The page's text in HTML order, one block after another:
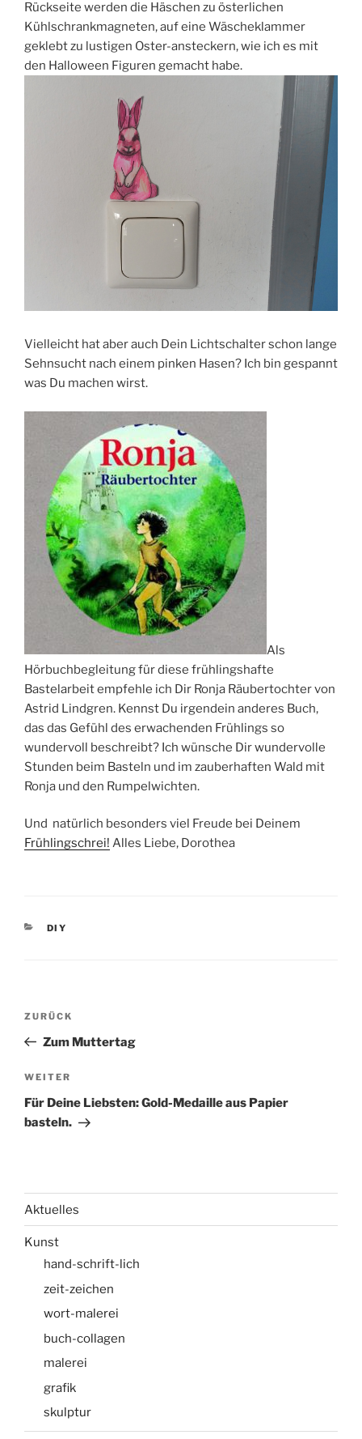
Rückseite werden die Häschen zu österlichen
Kühlschrankmagneten, auf eine Wäscheklammer
geklebt zu lustigen Oster-ansteckern, wie ich es mit
den Halloween Figuren gemacht habe.
Vielleicht hat aber auch Dein Lichtschalter schon lange
Sehnsucht nach einem pinken Hasen? Ich bin gespannt
was Du machen wirst.
Als
Hörbuchbegleitung für diese frühlingshafte
Bastelarbeit empfehle ich Dir Ronja Räubertochter von
Astrid Lindgren. Kennst Du irgendein anderes Buch,
das das Gefühl des erwachenden Frühlings so
wundervoll beschreibt? Ich wünsche Dir wundervolle
Stunden beim Basteln und im zauberhaften Wald mit
Ronja und den Rumpelwichten.
Und natürlich besonders viel Freude bei Deinem
Frühlingschrei! Alles Liebe, Dorothea
KATEGORIEN
DIY
Beitragsnavigation
Vorheriger
Beitrag
ZURÜCK
Zum Muttertag
Nächster
Beitrag
WEITER
Für Deine Liebsten: Gold-Medaille aus Papier
basteln.
Aktuelles
Kunst
hand-schrift-lich
zeit-zeichen
wort-malerei
buch-collagen
malerei
grafik
skulptur